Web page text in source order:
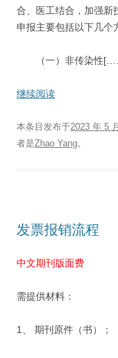
合、医工结合，加强新
申报主要包括以下几个
（一）非传染性
继续阅读
本条目发布于2023 年 5
者是Zhao Yang。
发票报销流程
中文期刊版面费
需提供材料：
1、 期刊原件（书）；